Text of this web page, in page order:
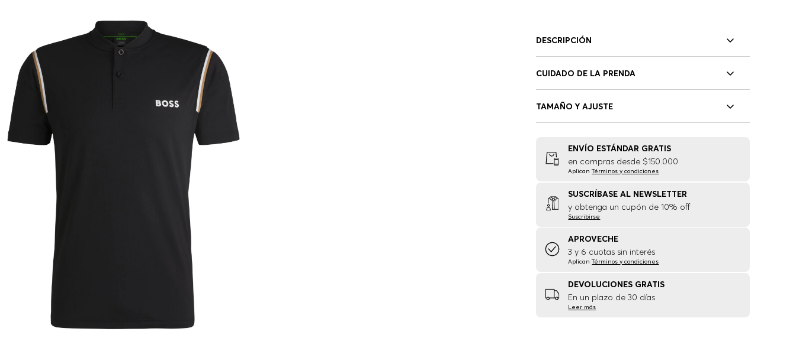
DESCRIPCIÓN
CUIDADO DE LA PRENDA
TAMAÑO Y AJUSTE
ENVÍO ESTÁNDAR GRATIS
en compras desde $150.000
AplicanTérminos y condiciones
SUSCRÍBASE AL NEWSLETTER
y obtenga un cupón de 10% off
Suscribirse
APROVECHE
3 y 6 cuotas sin interés
AplicanTérminos y condiciones
DEVOLUCIONES GRATIS
En un plazo de 30 días
Leer más